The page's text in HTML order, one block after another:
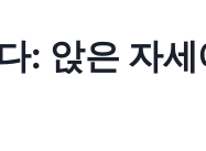
: 앉은 자